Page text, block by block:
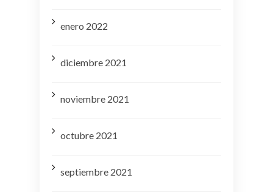
enero 2022
diciembre 2021
noviembre 2021
octubre 2021
septiembre 2021